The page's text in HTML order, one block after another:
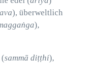
), überweltlich
),
sammā diṭṭhi),